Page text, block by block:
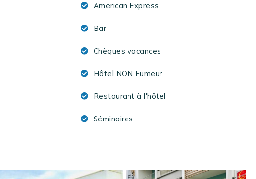
American Express
Bar
Chèques vacances
Hôtel NON Fumeur
Restaurant à l'hôtel
Séminaires